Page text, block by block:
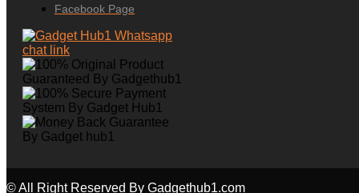
Facebook Page
© All Right Reserved By Gadgethub1.com